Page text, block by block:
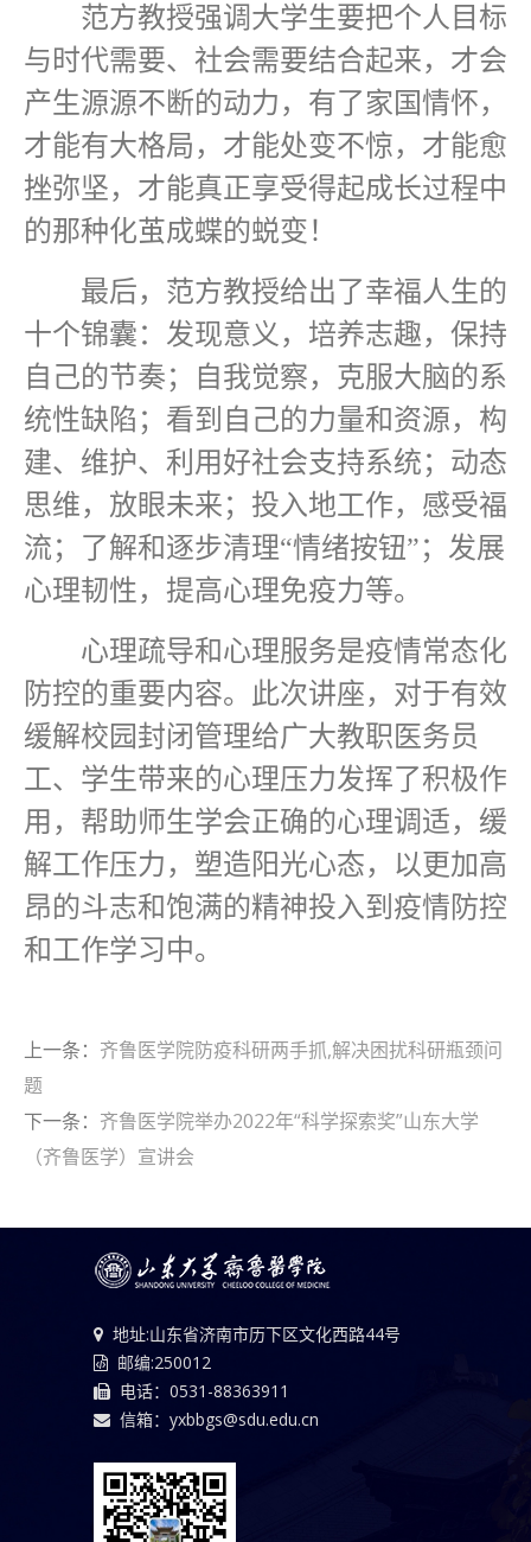
范方教授强调大学生要把个人目标
与时代需要、社会需要结合起来，才会
产生源源不断的动力，有了家国情怀，
才能有大格局，才能处变不惊，才能愈
挫弥坚，才能真正享受得起成长过程中
的那种化茧成蝶的蜕变！
最后，范方教授给出了幸福人生的
十个锦囊：发现意义，培养志趣，保持
自己的节奏；自我觉察，克服大脑的系
统性缺陷；看到自己的力量和资源，构
建、维护、利用好社会支持系统；动态
思维，放眼未来；投入地工作，感受福
流；了解和逐步清理“情绪按钮”；发展
心理韧性，提高心理免疫力等。
心理疏导和心理服务是疫情常态化
防控的重要内容。此次讲座，对于有效
缓解校园封闭管理给广大教职医务员
工、学生带来的心理压力发挥了积极作
用，帮助师生学会正确的心理调适，缓
解工作压力，塑造阳光心态，以更加高
昂的斗志和饱满的精神投入到疫情防控
和工作学习中。
上一条： 齐鲁医学院防疫科研两手抓,解决困扰科研瓶颈问
题
下一条： 齐鲁医学院举办2022年“科学探索奖”山东大学
（齐鲁医学）宣讲会
地址:山东省济南市历下区文化西路44号
邮编:250012
电话：0531-88363911
信箱：yxbbgs@sdu.edu.cn